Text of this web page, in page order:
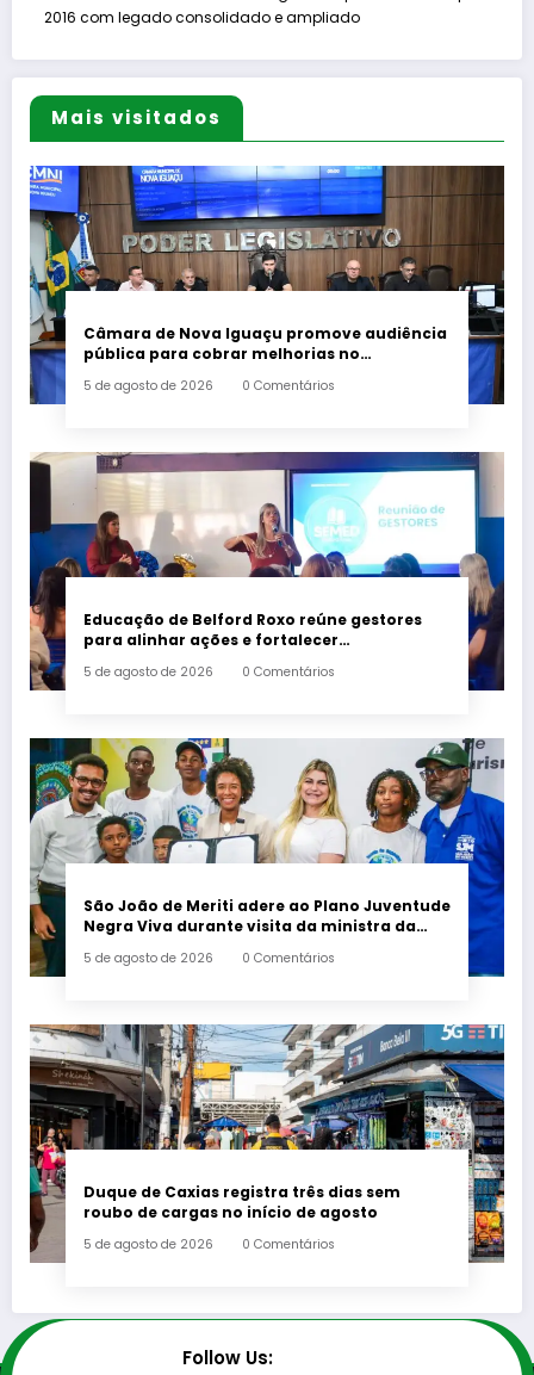
2016 com legado consolidado e ampliado
Mais visitados
Câmara de Nova Iguaçu promove audiência
pública para cobrar melhorias no
5 de agosto de 2026 0 Comentários
Educação de Belford Roxo reúne gestores
para alinhar ações e fortalecer
5 de agosto de 2026 0 Comentários
São João de Meriti adere ao Plano Juventude
Negra Viva durante visita da ministra da
5 de agosto de 2026 0 Comentários
Duque de Caxias registra três dias sem
roubo de cargas no início de agosto
5 de agosto de 2026 0 Comentários
Follow Us: